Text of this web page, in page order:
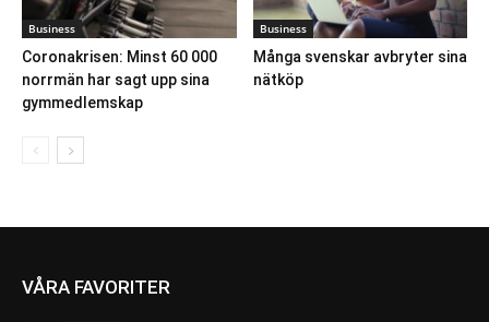
Business
Coronakrisen: Minst 60 000
norrmän har sagt upp sina
gymmedlemskap
Business
Många svenskar avbryter sina
nätköp
VÅRA FAVORITER